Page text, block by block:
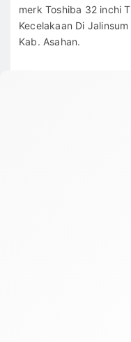
merk Toshiba 32 inchi
Kecelakaan Di
Kab. Asahan.